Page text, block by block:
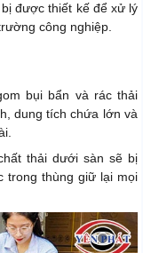
được thiết kế để xử lý
công nghiệp.
bụi bẩn và rác thải
dung tích chứa lớn và
thải dưới sàn sẽ bị
trong thùng giữ lại mọi